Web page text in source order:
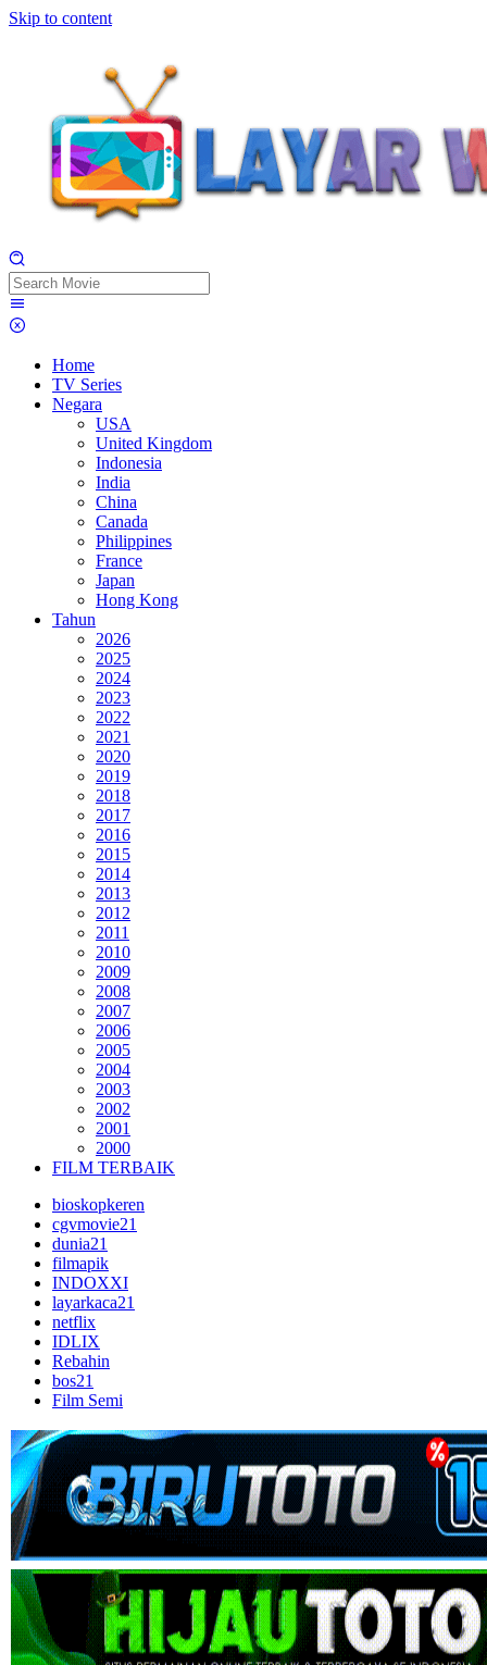
Skip to content
Home
TV Series
Negara
USA
United Kingdom
Indonesia
India
China
Canada
Philippines
France
Japan
Hong Kong
Tahun
2026
2025
2024
2023
2022
2021
2020
2019
2018
2017
2016
2015
2014
2013
2012
2011
2010
2009
2008
2007
2006
2005
2004
2003
2002
2001
2000
FILM TERBAIK
bioskopkeren
cgvmovie21
dunia21
filmapik
INDOXXI
layarkaca21
netflix
IDLIX
Rebahin
bos21
Film Semi